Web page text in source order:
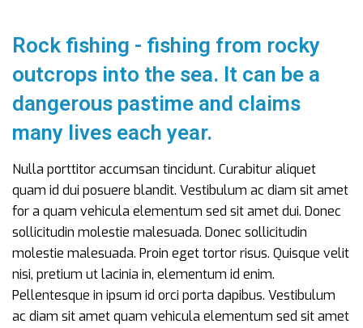
Rock fishing - fishing from rocky
outcrops into the sea. It can be a
dangerous pastime and claims
many lives each year.
Nulla porttitor accumsan tincidunt. Curabitur aliquet
quam id dui posuere blandit. Vestibulum ac diam sit amet
for a quam vehicula elementum sed sit amet dui. Donec
sollicitudin molestie malesuada. Donec sollicitudin
molestie malesuada. Proin eget tortor risus. Quisque velit
nisi, pretium ut lacinia in, elementum id enim.
Pellentesque in ipsum id orci porta dapibus. Vestibulum
ac diam sit amet quam vehicula elementum sed sit amet